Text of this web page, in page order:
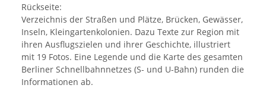
Rückseite:
Verzeichnis der Straßen und Plätze, Brücken, Gewässer,
Inseln, Kleingartenkolonien. Dazu Texte zur Region mit
ihren Ausflugszielen und ihrer Geschichte, illustriert
mit 19 Fotos. Eine Legende und die Karte des gesamten
Berliner Schnellbahnnetzes (S- und U-Bahn) runden die
Informationen ab.